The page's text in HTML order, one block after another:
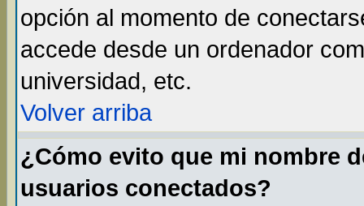
opción al momento de
accede desde un ordenador
universidad, etc.
Volver arriba
¿Cómo evito que mi nombre
usuarios conectados?